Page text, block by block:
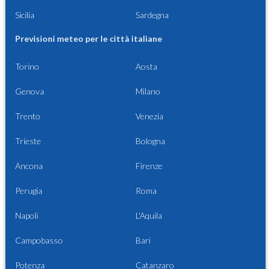
Sicilia Sardegna
Previsioni meteo per le città italiane
Torino Aosta
Genova Milano
Trento Venezia
Trieste Bologna
Ancona Firenze
Perugia Roma
Napoli L'Aquila
Campobasso Bari
Potenza Catanzaro